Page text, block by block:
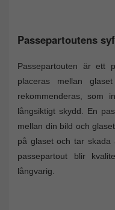
Passepartoutens
Passepartouten är ett
placeras mellan
rekommenderas, som
långsiktigt skydd. En
mellan din bild och
på glaset och tar skada
passepartout blir
långvarig.